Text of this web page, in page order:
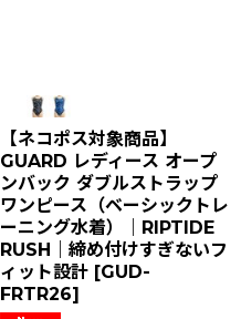
【ネコポス対象商品】
GUARD レディース オープ
ンバック ダブルストラップ
ワンピース（ベーシックトレ
ーニング水着）｜RIPTIDE
RUSH｜締め付けすぎないフ
ィット設計 [GUD-
FRTR26]